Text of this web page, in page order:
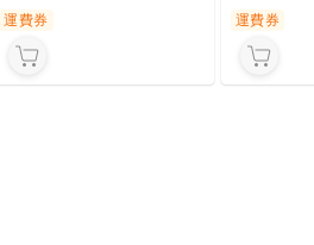
運費券 運費券